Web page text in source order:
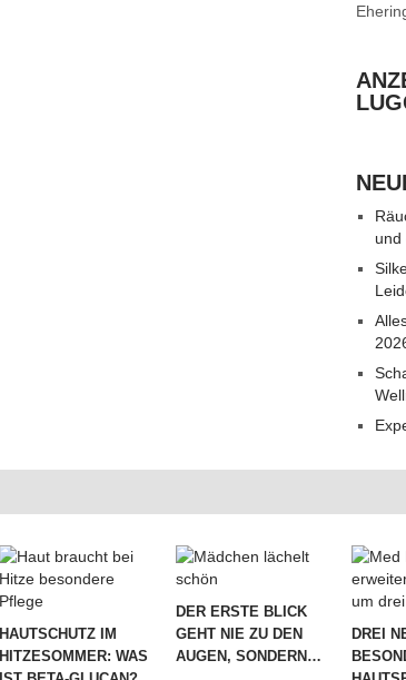
und
HAUTSCHUTZ IM
HITZESOMMER: WAS
DER ERSTE BLICK
GEHT NIE ZU DEN
AUGEN, SONDERN…
DREI